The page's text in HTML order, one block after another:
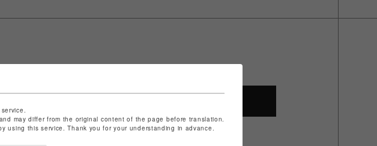
ら
may differ from the original content of the page before translation.
using this service. Thank you for your understanding in advance.